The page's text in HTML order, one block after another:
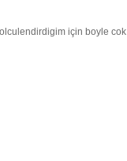
için boyle cok